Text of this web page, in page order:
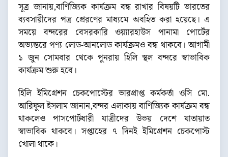
সূত্র জানায়,বাণিজ্যিক কার্যক্রম বন্ধ রাখার বিষয়টি ভারতের
ব্যবসায়ীদের পত্র প্রেরণের মাধ্যমে অবহিত করা হয়েছে। এ
সময়ে বন্দরের বেসরকারি ওয়্যারহাউস পানামা পোর্টের
অভ্যন্তরে পণ্য লোড-আনলোড কার্যক্রমও বন্ধ থাকবে। আগামী
১ জুন সোমবার থেকে পুনরায় হিলি স্থল বন্দরে স্বাভাবিক
কার্যক্রম শুরু হবে।
হিলি ইমিগ্রেশন চেকপোস্টের ভারপ্রাপ্ত কর্মকর্তা ওসি মো.
আরিফুল ইসলাম জানান,বন্দর এলাকায় বাণিজ্যিক কার্যক্রম বন্ধ
থাকলেও পাসপোর্টধারী যাত্রীদের উভয় দেশে যাতায়াত
স্বাভাবিক থাকবে। সপ্তাহের ৭ দিনই ইমিগ্রেশন চেকপোস্ট
খোলা থাকে।